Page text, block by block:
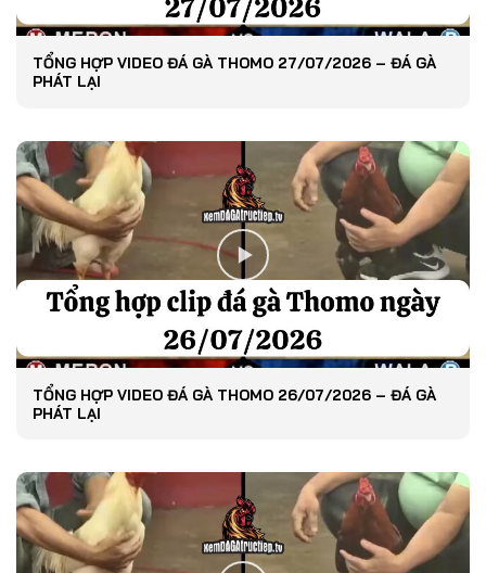
TỔNG HỢP VIDEO ĐÁ GÀ THOMO 27/07/2026 – ĐÁ GÀ
PHÁT LẠI
TỔNG HỢP VIDEO ĐÁ GÀ THOMO 26/07/2026 – ĐÁ GÀ
PHÁT LẠI